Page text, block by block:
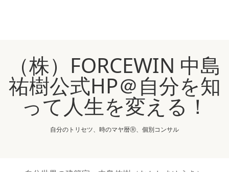
（株）FORCEWIN 中島
祐樹公式HP＠自分を知
って人生を変える！
自分のトリセツ、時のマヤ暦Ⓡ、個別コンサル